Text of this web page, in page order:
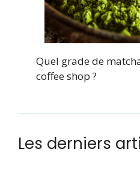
Quel grade de
coffee shop ?
Les derniers